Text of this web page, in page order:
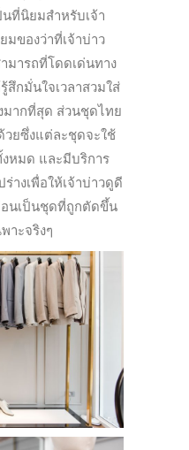
นที่นิยมสำหรับเจ้า
มของว่าที่เจ้าบ่าว
มารถที่โดดเด่นทาง
สึกมั่นใจเวลาสวมใส่
ากที่สุด ส่วนชุดไทย
วยซึ่งแต่ละชุดจะใช้
หมด และมีบริการ
างเพื่อให้เจ้าบ่าวดูดี
อนเป็นชุดที่ถูกตัดขึ้น
าะจริงๆ